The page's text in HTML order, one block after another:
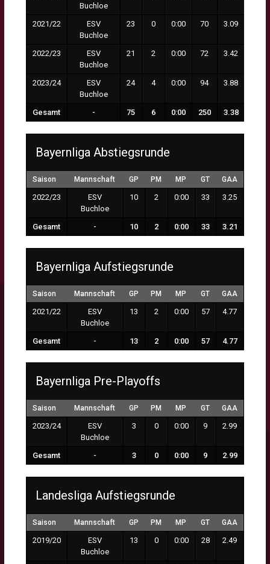
Buchloe
2021/22
ESV
Buchloe
23 0 0:00 70 3.09
2022/23
ESV
Buchloe
21 2 0:00 72 3.42
2023/24
ESV
Buchloe
24 4 0:00 94 3.88
Gesamt - 75 6 0:00 250 3.38
Bayernliga Abstiegsrunde
Saison Mannschaft GP PM MP GT GAA
2022/23
ESV
Buchloe
10 2 0:00 33 3.25
Gesamt - 10 2 0:00 33 3.21
Bayernliga Aufstiegsrunde
Saison Mannschaft GP PM MP GT GAA
2021/22
ESV
Buchloe
13 2 0:00 57 4.77
Gesamt - 13 2 0:00 57 4.77
Bayernliga Pre-Playoffs
Saison Mannschaft GP PM MP GT GAA
2023/24
ESV
Buchloe
3 0 0:00 9 2.99
Gesamt - 3 0 0:00 9 2.99
Landesliga Aufstiegsrunde
Saison Mannschaft GP PM MP GT GAA
2019/20
ESV
Buchloe
13 0 0:00 28 2.49